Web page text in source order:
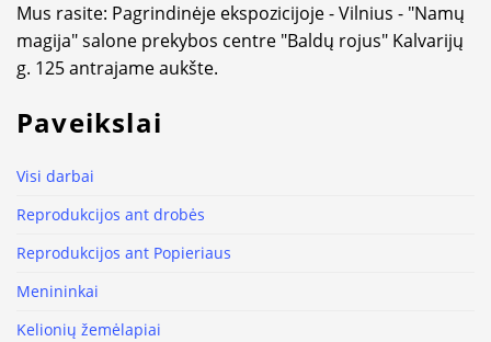
Mus rasite: Pagrindinėje ekspozicijoje - Vilnius - "Namų
magija" salone prekybos centre "Baldų rojus" Kalvarijų
g. 125 antrajame aukšte.
Paveikslai
Visi darbai
Reprodukcijos ant drobės
Reprodukcijos ant Popieriaus
Menininkai
Kelionių žemėlapiai